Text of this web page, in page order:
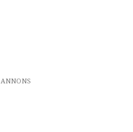
ANNONS